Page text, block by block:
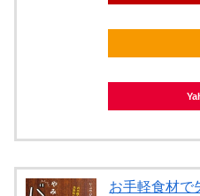
お手軽食材で